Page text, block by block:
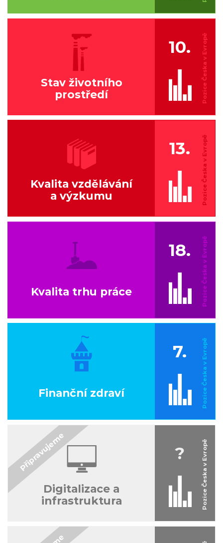
Stav životního
prostředí
10.
Kvalita vzdělávání
a výzkumu
13.
Kvalita trhu práce
18.
Finanční zdraví
7.
Digitalizace a
infrastruktura
?